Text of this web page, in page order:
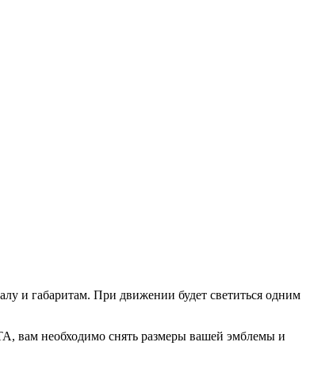
и габаритам. При движении будет светиться одним
вам необходимо снять размеры вашей эмблемы и